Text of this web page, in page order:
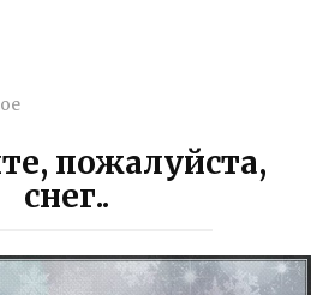
пожалуйста,
снег..